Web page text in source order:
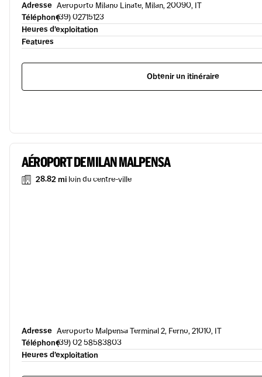
Adresse Aeroporto Milano Linate, Milan, 20090, IT
Téléphone(39) 02715123
Heures d’exploitation
Features
Obtenir un itinéraire
AÉROPORT DE MILAN MALPENSA
28.82 mi loin du centre-ville
Adresse Aeroporto Malpensa Terminal 2, Ferno, 21010, IT
Téléphone(39) 02 58583803
Heures d’exploitation